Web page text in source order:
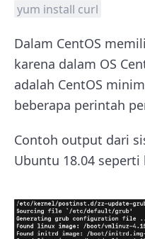
yum install curl
Dalam CentOS
karena dalam OS
adalah CentOS
beberapa perintah
Contoh output dari
Ubuntu 18.04